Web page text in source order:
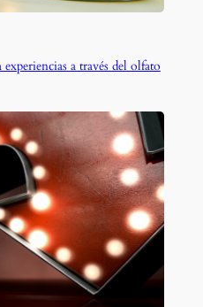
a través del olfato